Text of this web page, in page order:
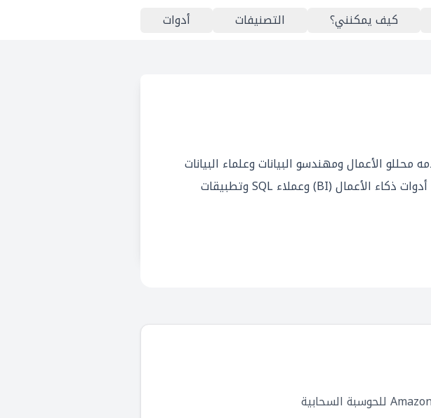
كيف يمكنني؟ التصنيفات أدوات
محللو الأعمال ومهندسو البيانات وعلماء البيانات
وصناع القرار للوصول إلى البيانات المخزنة في مستودعات البيانات من خلال أدوات ذكاء الأعمال (BI) وعملاء SQL وتطبيقات